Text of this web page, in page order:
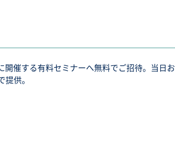
催する有料セミナーへ無料でご招待。当日お
供。